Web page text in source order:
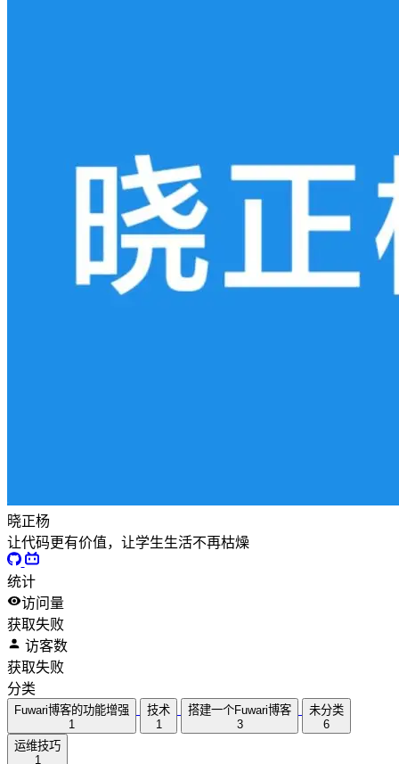
晓正杨
让代码更有价值，让学生生活不再枯燥
统计
访问量
获取失败
访客数
获取失败
分类
Fuwari博客的功能增强
1
技术
1
搭建一个Fuwari博客
3
未分类
6
运维技巧
1